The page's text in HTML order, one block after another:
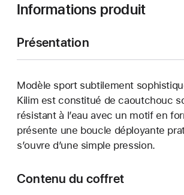
Informations produit
Présentation
Modèle sport subtilement
Kilim est constitué de caoutchouc
résistant à l’eau avec un motif en
présente une boucle déployante
s’ouvre d’une simple pression.
Contenu du coffret